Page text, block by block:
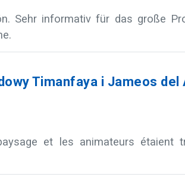
Sehr informativ für das große
Timanfaya i Jameos del
et les animateurs étaient